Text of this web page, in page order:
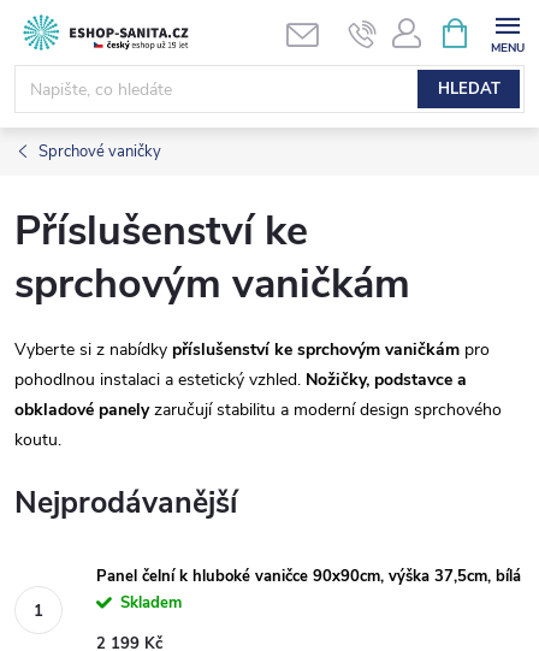
Přejít
obsah
HLEDAT
NÁKUPNÍ
KOŠÍK
Sprchové vaničky
Příslušenství ke
sprchovým vaničkám
Vyberte si z nabídky příslušenství ke sprchovým vaničkám pro
pohodlnou instalaci a estetický vzhled. Nožičky, podstavce a
obkladové panelyzaručují stabilitu a moderní design sprchového
koutu.
Nejprodávanější
Panel čelní k hluboké vaničce 90x90cm, výška 37,5cm, bílá
Skladem
2 199 Kč